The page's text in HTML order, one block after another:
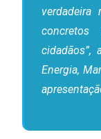
verdadeira
cidadãos”,
Energia,